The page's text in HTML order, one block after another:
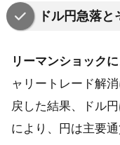
ドル円急落と
リーマンショック
ャリートレード解
戻した結果、ドル
により、円は主要